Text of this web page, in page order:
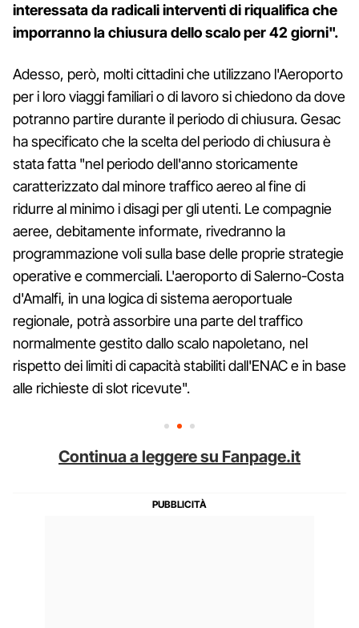
interessata da radicali interventi di riqualifica che
imporranno la chiusura dello scalo per 42 giorni".
Adesso, però, molti cittadini che utilizzano l'Aeroporto
per i loro viaggi familiari o di lavoro si chiedono da dove
potranno partire durante il periodo di chiusura. Gesac
ha specificato che la scelta del periodo di chiusura è
stata fatta "nel periodo dell'anno storicamente
caratterizzato dal minore traffico aereo al fine di
ridurre al minimo i disagi per gli utenti. Le compagnie
aeree, debitamente informate, rivedranno la
programmazione voli sulla base delle proprie strategie
operative e commerciali. L'aeroporto di Salerno-Costa
d'Amalfi, in una logica di sistema aeroportuale
regionale, potrà assorbire una parte del traffico
normalmente gestito dallo scalo napoletano, nel
rispetto dei limiti di capacità stabiliti dall'ENAC e in base
alle richieste di slot ricevute".
Continua a leggere su Fanpage.it